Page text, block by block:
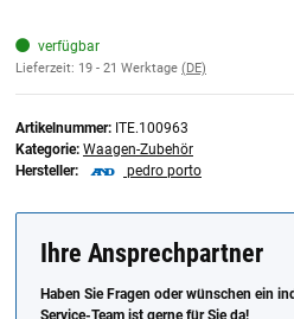
verfügbar
Lieferzeit: 19 - 21 Werktage (DE)
Artikelnummer: ITE.100963
Kategorie: Waagen-Zubehör
Hersteller:
pedro porto
Ihre Ansprechpartner
Haben Sie Fragen oder wünschen ein